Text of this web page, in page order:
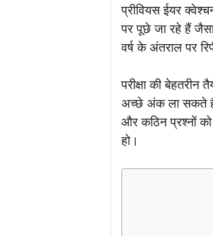
प्रीवियस ईयर
पर पूछे जा रहे हैं जैसा
वर्ष के अंतराल पर
परीक्षा की
अच्छे अंक ला सकते हैं
और कठिन प्रश्नों को
हो।